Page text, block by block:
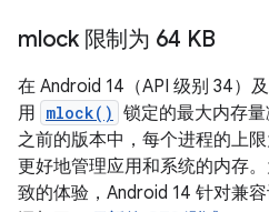
mlock 限制为 64 KB
在 Android 14（API 级别 34）
用 mlock() 锁定的最大内存
之前的版本中，每个进程的上
更好地管理应用和系统的内存
致的体验，Android 14 针对兼